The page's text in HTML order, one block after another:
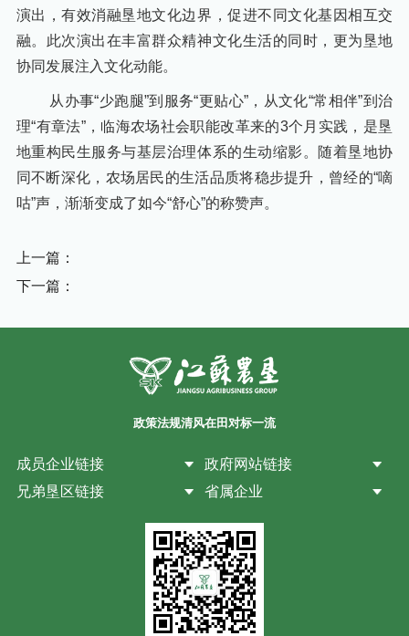
演出，有效消融垦地文化边界，促进不同文化基因相互交
融。此次演出在丰富群众精神文化生活的同时，更为垦地
协同发展注入文化动能。
从办事“少跑腿”到服务“更贴心”，从文化“常相伴”到治
理“有章法”，临海农场社会职能改革来的3个月实践，是垦
地重构民生服务与基层治理体系的生动缩影。随着垦地协
同不断深化，农场居民的生活品质将稳步提升，曾经的“嘀
咕”声，渐渐变成了如今“舒心”的称赞声。
上一篇：
下一篇：
政策法规清风在田 对标一流
成员企业链接
政府网站链接
兄弟垦区链接
省属企业